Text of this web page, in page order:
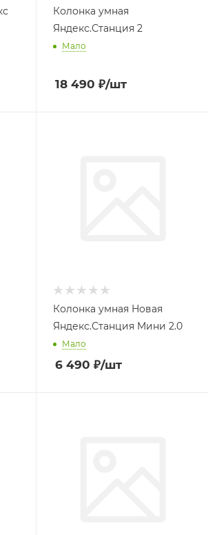
Колонка умная
Яндекс.Станция 2
Мало
18 490 ₽/шт
Колонка умная Новая
Яндекс.Станция Мини 2.0
Мало
6 490 ₽/шт